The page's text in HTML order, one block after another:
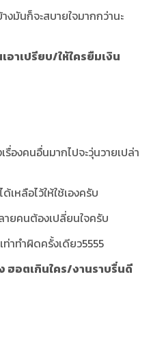
มันก็จะสบายใจมากกว่านะ
อาเปรียบ/ให้ใครยืมเงิน
องคนอื่นมากไปจะวุ่นวายเปล่า
เหลือไว้ให้ใช้เองครับ
ยคนต้องเปลี่ยนใจครับ
าทำผิดครั้งเดียว5555
ฮอตเกินใคร/งานราบรื่นดี